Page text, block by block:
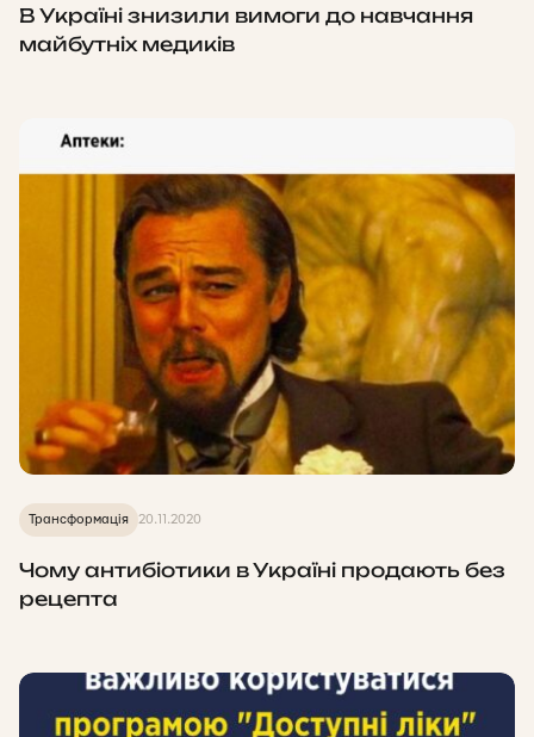
В Україні знизили вимоги до навчання
майбутніх медиків
Трансформація 20.11.2020
Чому антибіотики в Україні продають без
рецепта